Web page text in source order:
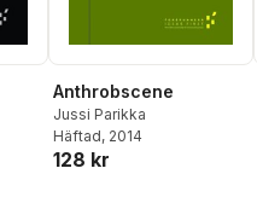
Anthrobscene
Jussi Parikka
Häftad, 2014
128 kr